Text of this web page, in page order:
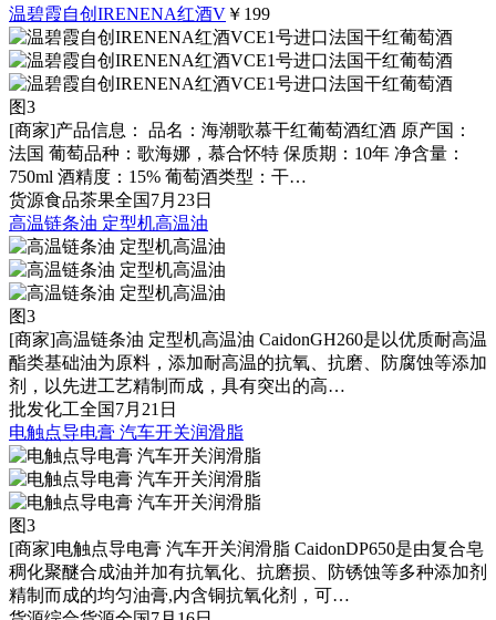
温碧霞自创IRENENA红酒V ￥199
图3
[商家]产品信息： 品名：海潮歌慕干红葡萄酒红酒 原产国：
法国 葡萄品种：歌海娜，慕合怀特 保质期：10年 净含量：
750ml 酒精度：15% 葡萄酒类型：干…
货源食品茶果全国7月23日
高温链条油 定型机高温油
图3
[商家]高温链条油 定型机高温油 CaidonGH260是以优质耐高温
酯类基础油为原料，添加耐高温的抗氧、抗磨、防腐蚀等添加
剂，以先进工艺精制而成，具有突出的高…
批发化工全国7月21日
电触点导电膏 汽车开关润滑脂
图3
[商家]电触点导电膏 汽车开关润滑脂 CaidonDP650是由复合皂
稠化聚醚合成油并加有抗氧化、抗磨损、防锈蚀等多种添加剂
精制而成的均匀油膏,内含铜抗氧化剂，可…